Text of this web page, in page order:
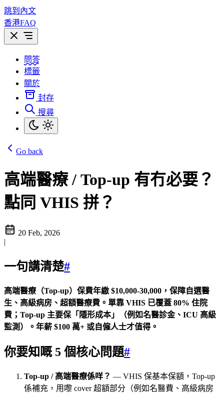
跳到內文
香港FAQ
問答
標籤
關於
封存
搜尋
Go back
高端醫療 / Top-up 有冇必要？
點同 VHIS 拼？
20 Feb, 2026
|
一句講清楚#
高端醫療（Top-up）保費年繳 $10,000-30,000，保障自選醫
生、高級病房、超額醫療費。單靠 VHIS 已覆蓋 80% 住院
費；Top-up 主要保「隱形成本」（例如名醫診金、ICU 高級
監測）。年薪 $100 萬+ 或自僱人士才值得。
你要知嘅 5 個核心問題#
Top-up / 高端醫療係咩？ — VHIS 保基本保額，Top-up
係補充，用嚟 cover 超額部分（例如名醫費、高級病房